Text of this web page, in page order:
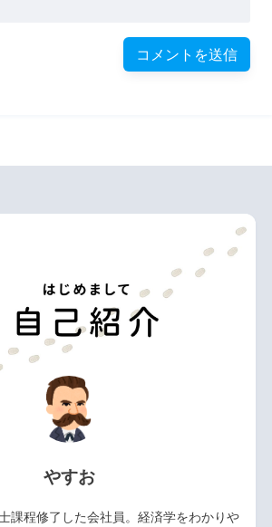
やすお
課程修了した会社員。経済学をわかりや